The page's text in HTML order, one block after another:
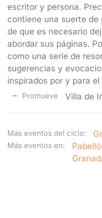
escritor y persona.
contiene una suerte de
de que es necesario
abordar sus páginas.
como una serie de
sugerencias y
inspirados por y para el
Promueve Villa de
Más eventos del ciclo:
Más eventos en: